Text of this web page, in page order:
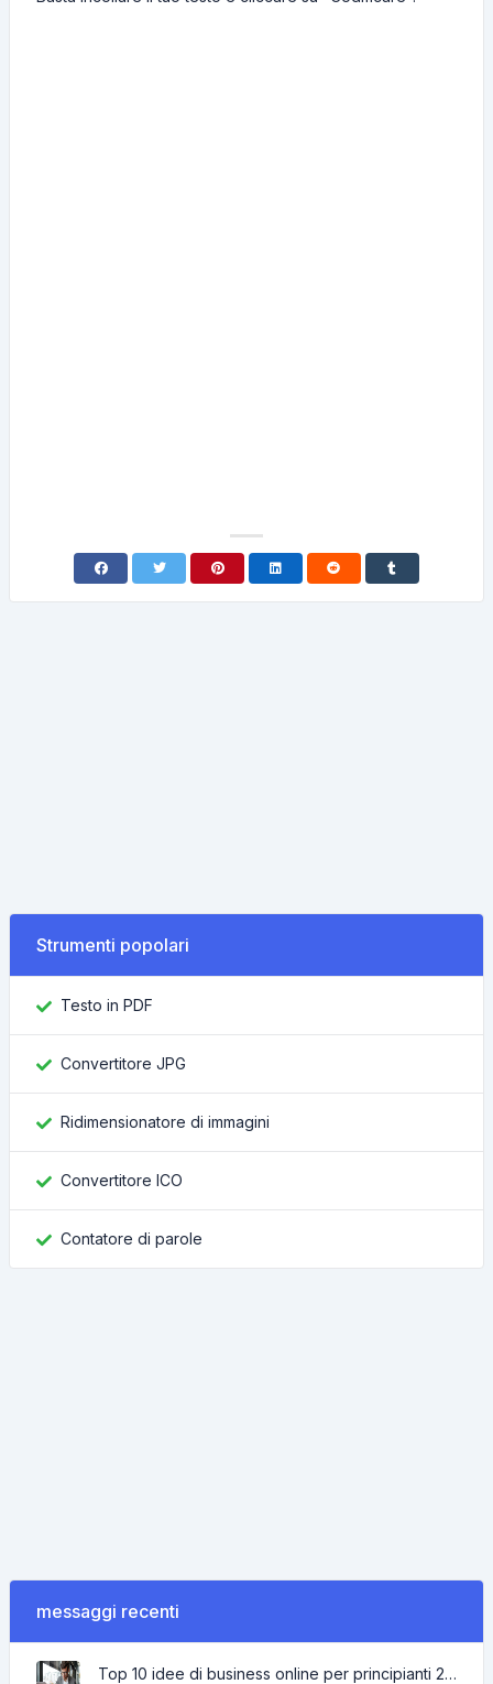
Strumenti popolari
Testo in PDF
Convertitore JPG
Ridimensionatore di immagini
Convertitore ICO
Contatore di parole
messaggi recenti
Top 10 idee di business online per principianti 2022 e strumenti per aiutarti a lavorare facilmente